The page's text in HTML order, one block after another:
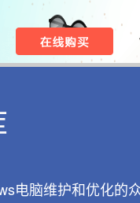
电脑维护和优化的